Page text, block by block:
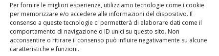
Per fornire le migliori esperienze, utilizziamo tecnologie come i cookie
per memorizzare e/o accedere alle informazioni del dispositivo. Il
consenso a queste tecnologie ci permetterà di elaborare dati come il
comportamento di navigazione o ID unici su questo sito. Non
acconsentire o ritirare il consenso può influire negativamente su alcune
caratteristiche e funzioni.
ManutenzioneCaldaia Gasolio Vaillant Poli
RiparazioneCaldaia Gasolio Vaillant Poli
Pronto InterventoCaldaia Gasolio Vaillant Poli
Sostituzione Caldaia Gasolio Vaillant Poli